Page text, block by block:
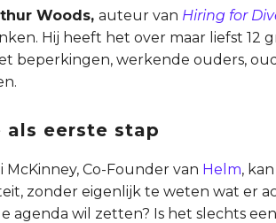
Woods, auteur van Hiring for
Hij heeft het over maar liefst
beperkingen, werkende ouders,
als eerste stap
McKinney, Co-Founder van Helm,
zonder eigenlijk te weten wat er
agenda wil zetten? Is het slechts